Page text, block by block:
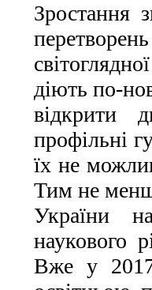
Зростання
діють по-
відкрити
профільні
їх не
Тим не
України
наукового
Вже у 2017